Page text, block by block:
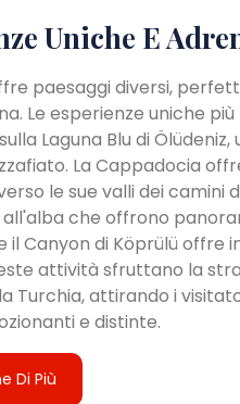
Uniche E
paesaggi diversi,
Le esperienze uniche
Laguna Blu di
La Cappadocia
le sue valli dei camini
che offrono
il Canyon di Köprülü offre
attività sfruttano la
Turchia, attirando i
e distinte.
Di Più